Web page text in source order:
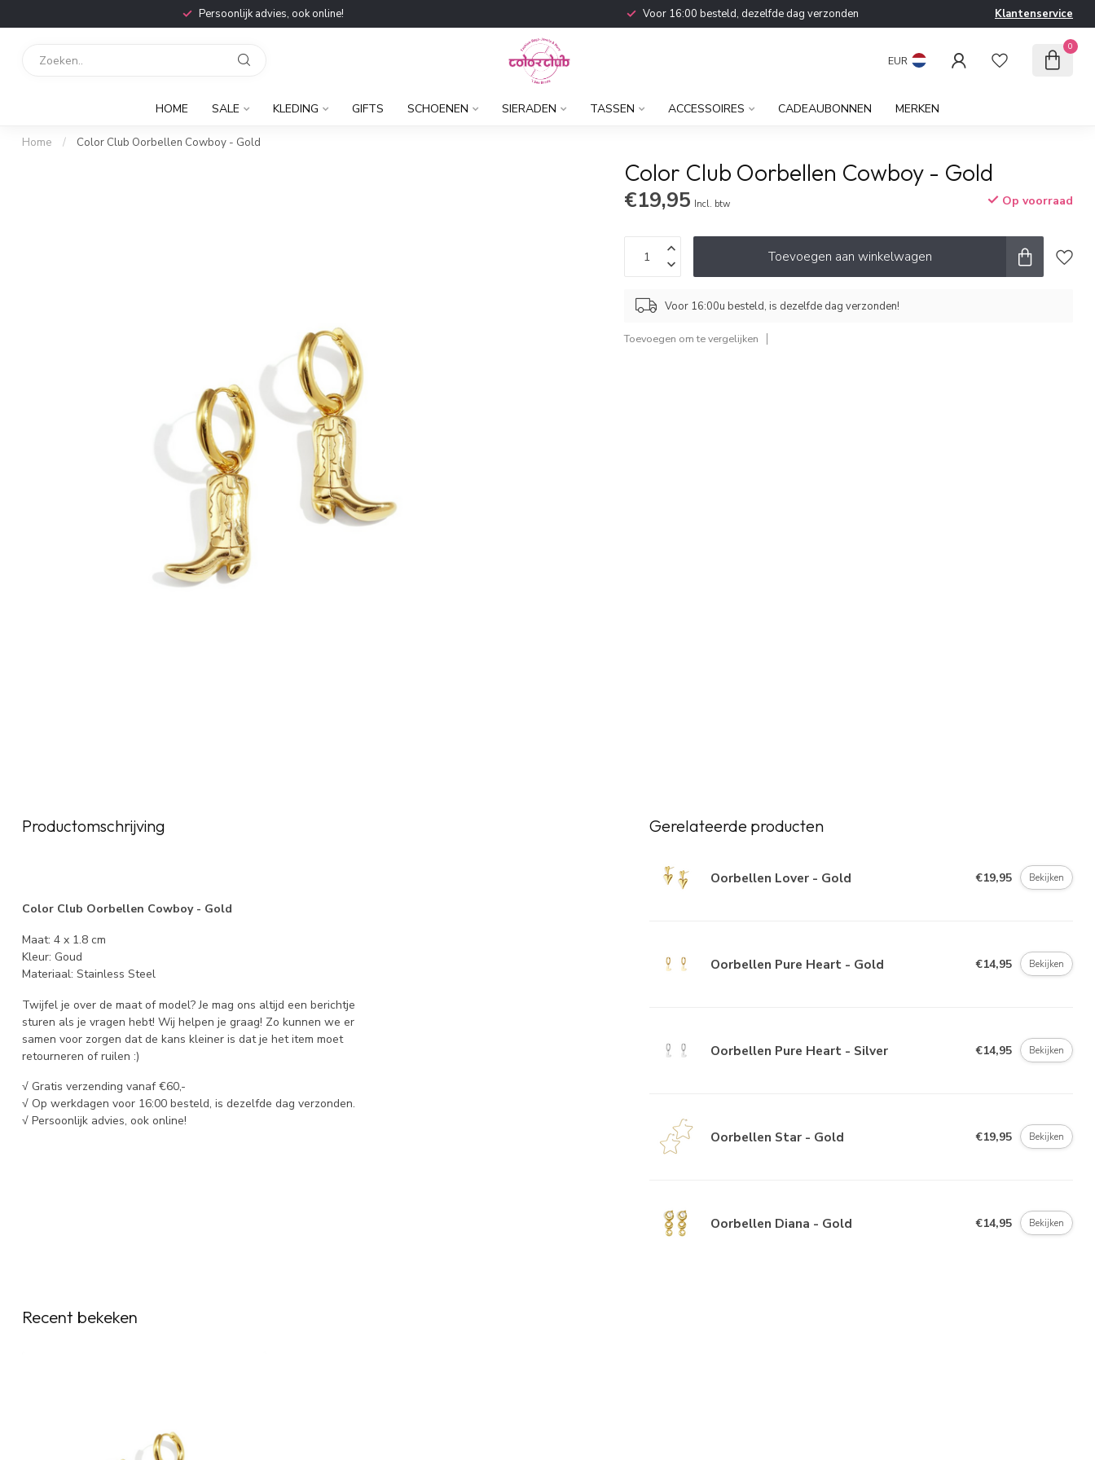
Persoonlijk advies, ook online! Voor 16:00 besteld, dezelfde dag verzonden Klantenservice
EUR
0
HOME SALE KLEDING GIFTS SCHOENEN SIERADEN TASSEN ACCESSOIRES CADEAUBONNEN MERKEN
Home / Color Club Oorbellen Cowboy - Gold
Color Club Oorbellen Cowboy - Gold
€19,95 Incl. btw Op voorraad
Toevoegen aan winkelwagen
Voor 16:00u besteld, is dezelfde dag verzonden!
Toevoegen om te vergelijken
Productomschrijving
Color Club Oorbellen Cowboy - Gold
Maat: 4 x 1.8 cm
Kleur: Goud
Materiaal: Stainless Steel
Twijfel je over de maat of model? Je mag ons altijd een berichtje
sturen als je vragen hebt! Wij helpen je graag! Zo kunnen we er
samen voor zorgen dat de kans kleiner is dat je het item moet
retourneren of ruilen :)
√ Gratis verzending vanaf €60,-
√ Op werkdagen voor 16:00 besteld, is dezelfde dag verzonden.
√ Persoonlijk advies, ook online!
Gerelateerde producten
Oorbellen Lover - Gold €19,95 Bekijken
Oorbellen Pure Heart - Gold €14,95 Bekijken
Oorbellen Pure Heart - Silver €14,95 Bekijken
Oorbellen Star - Gold €19,95 Bekijken
Oorbellen Diana - Gold €14,95 Bekijken
Recent bekeken